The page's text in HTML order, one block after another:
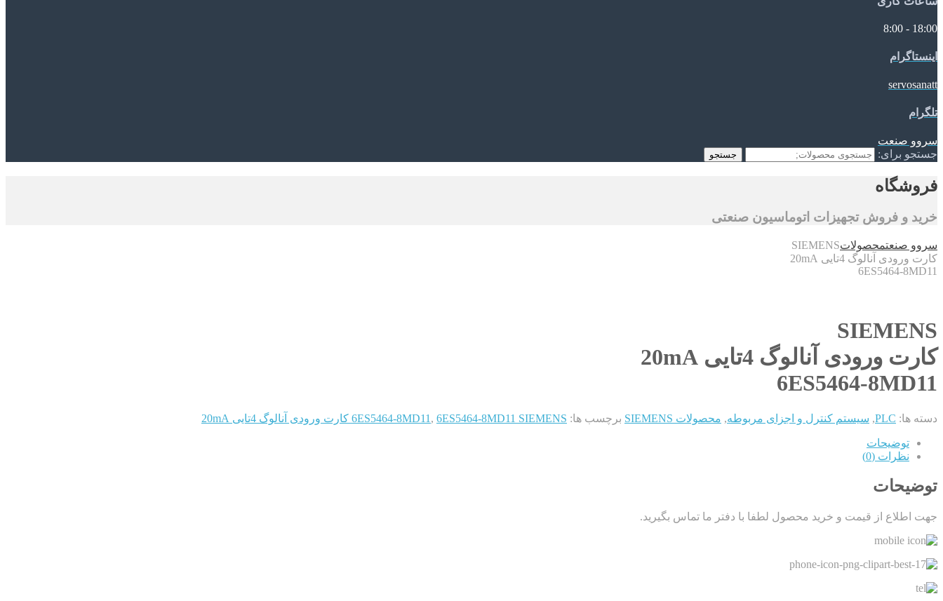
18:00 - 8:00
اینستاگرام
servosanatt
تلگرام
سروو صنعت
جستجو برای:
جستجو
فروشگاه
خرید و فروش تجهیزات اتوماسیون صنعتی
سروو صنعتمحصولاتSIEMENS
کارت ورودی آنالوگ 4تایی 20mA
6ES5464-8MD11
SIEMENS
کارت ورودی آنالوگ 4تایی 20mA
6ES5464-8MD11
دسته ها: PLC
, سیستم کنترل و اجزای مربوطه, محصولات SIEMENS برچسب ها: 6ES5464-8MD11 , 6ES5464-8MD11 SIEMENS کارت ورودی آنالوگ 4تایی 20mA
توضیحات
نظرات (0)
توضیحات
جهت اطلاع از قیمت و خرید محصول لطفا با دفتر ما تماس بگیرید.